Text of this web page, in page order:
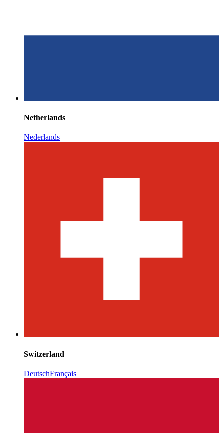
Netherlands
Nederlands
Switzerland
DeutschFrançais